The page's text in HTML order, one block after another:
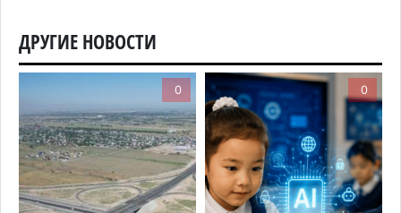
Минэкологии опровергло фото тигра возле села
в Алматинской области
180
Казахстан стал лидером Центральной Азии в
мировом рейтинге благополучия
5 августа 2026 г. 13:55 242
ДРУГИЕ НОВОСТИ
0 0